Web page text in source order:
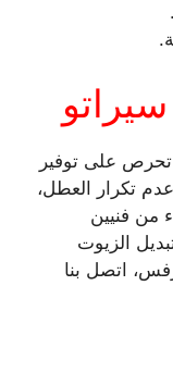
تحرص على توفير
تكرار العطل،
من فنيين
الزيوت
اتصل بنا